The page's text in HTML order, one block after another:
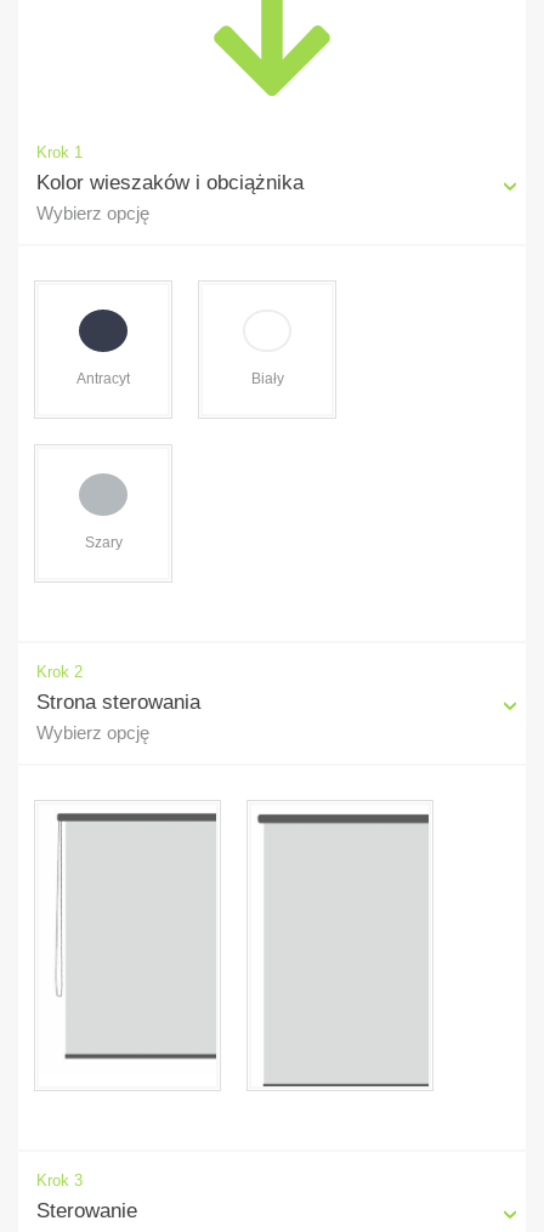
Krok 1
Kolor wieszaków i obciążnika
Wybierz opcję
Antracyt Biały
Szary
Krok 2
Strona sterowania
Wybierz opcję
Krok 3
Sterowanie